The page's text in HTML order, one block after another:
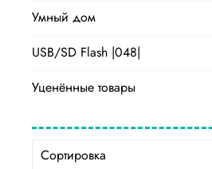
Умный дом
USB/SD Flash |048|
Уценённые товары